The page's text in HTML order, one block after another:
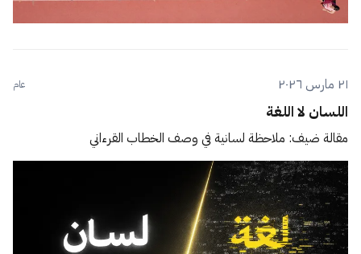
٢١ مارس ٢٠٢٦ عام
اللسان لا اللغة
مقالة ضيف: ملاحظة لسانية في وصف الخطاب القرءاني